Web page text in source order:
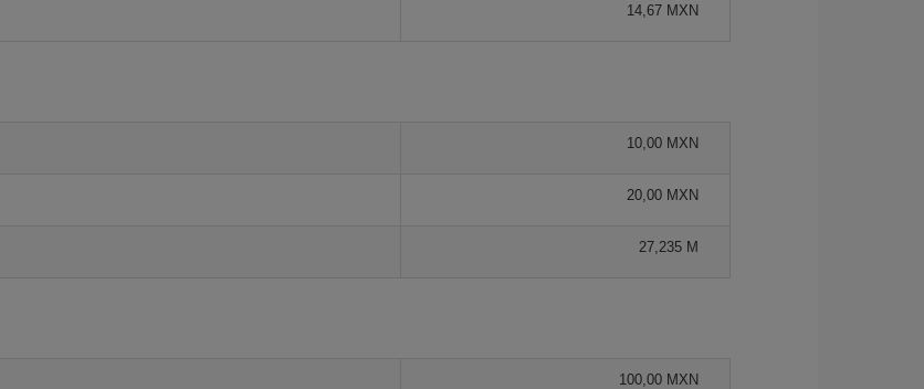
14,67 MXN
10,00 MXN
20,00 MXN
27,235 M
100,00 MXN